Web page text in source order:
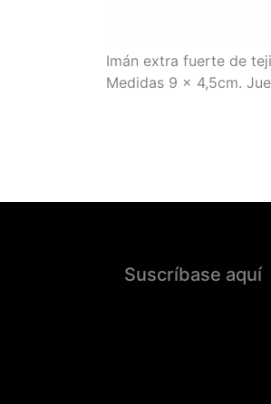
Imán extra fuerte de
Medidas 9 x 4,5cm.
Suscríbase aquí